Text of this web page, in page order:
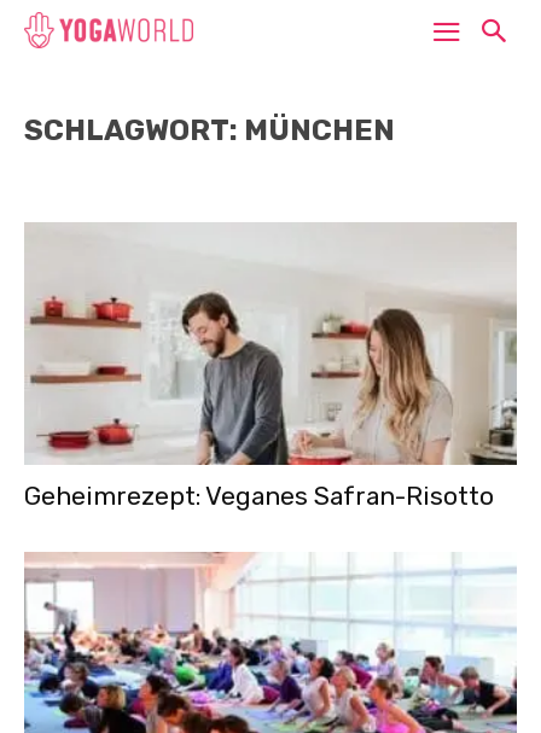
SCHLAGWORT: MÜNCHEN
Geheimrezept: Veganes Safran-Risotto